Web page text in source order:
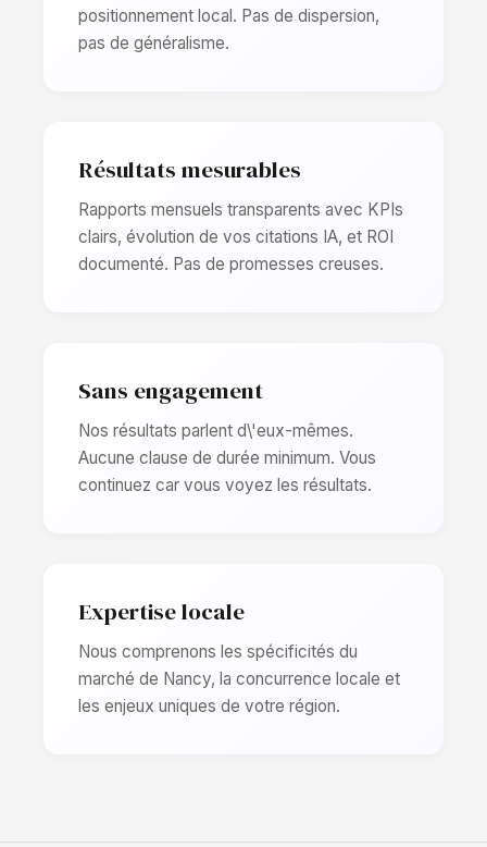
positionnement local. Pas de dispersion,
pas de généralisme.
Résultats mesurables
Rapports mensuels transparents avec KPIs
clairs, évolution de vos citations IA, et ROI
documenté. Pas de promesses creuses.
Sans engagement
Nos résultats parlent d\'eux-mêmes.
Aucune clause de durée minimum. Vous
continuez car vous voyez les résultats.
Expertise locale
Nous comprenons les spécificités du
marché de Nancy, la concurrence locale et
les enjeux uniques de votre région.